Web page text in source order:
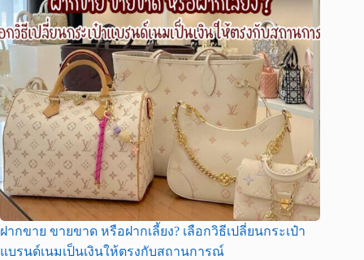
ฝากขาย ขายขาด หรือฝากเลี้ยง? เลือกวิธีเปลี่ยนกระเป๋า
แบรนด์เนมเป็นเงินให้ตรงกับสถานการณ์